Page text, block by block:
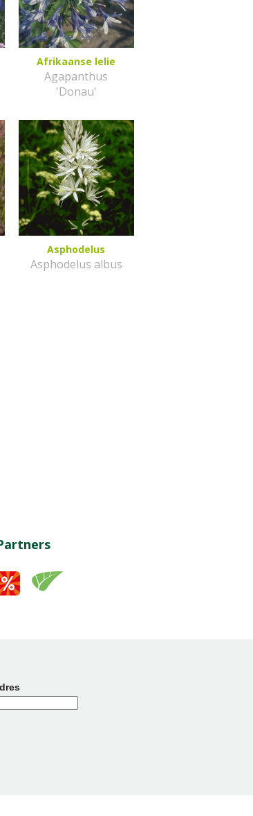
Afrikaanse lelie
Agapanthus
'Donau'
Asphodelus
Asphodelus albus